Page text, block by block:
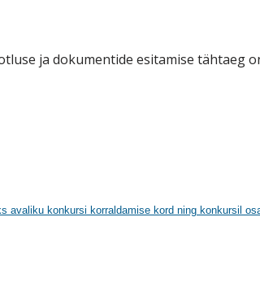
ja dokumentide esitamise tähtaeg
avaliku konkursi korraldamise kord ning konkursil